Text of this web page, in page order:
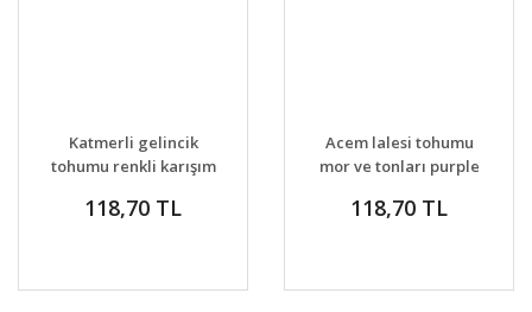
Katmerli gelincik
tohumu renkli karışım
californica
118,70 TL
Acem lalesi tohumu
mor ve tonları purple
eschscholzia
118,70 TL